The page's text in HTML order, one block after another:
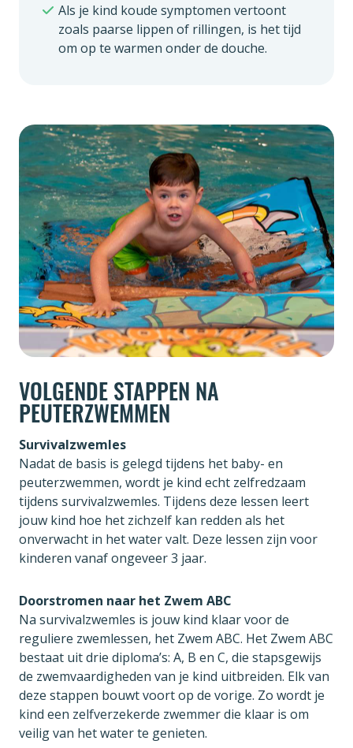
Als je kind koude symptomen vertoont
zoals paarse lippen of rillingen, is het tijd
om op te warmen onder de douche.
VOLGENDE STAPPEN NA
PEUTERZWEMMEN
Survivalzwemles
Nadat de basis is gelegd tijdens het baby- en
peuterzwemmen, wordt je kind echt zelfredzaam
tijdens survivalzwemles. Tijdens deze lessen leert
jouw kind hoe het zichzelf kan redden als het
onverwacht in het water valt. Deze lessen zijn voor
kinderen vanaf ongeveer 3 jaar.
Doorstromen naar het Zwem ABC
Na survivalzwemles is jouw kind klaar voor de
reguliere zwemlessen, het Zwem ABC. Het Zwem ABC
bestaat uit drie diploma’s: A, B en C, die stapsgewijs
de zwemvaardigheden van je kind uitbreiden. Elk van
deze stappen bouwt voort op de vorige. Zo wordt je
kind een zelfverzekerde zwemmer die klaar is om
veilig van het water te genieten.